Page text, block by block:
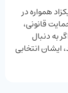
همواره در
قانونی،
به دنبال
ایشان انتخابی